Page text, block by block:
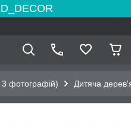
фотографій) Дитяча